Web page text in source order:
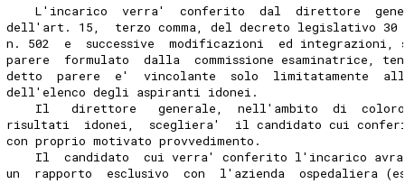
L'incarico  verra'  conferito  dal  direttore
dell'art. 15,  terzo comma, del decreto legislativo 30
n. 502  e  successive  modificazioni  ed integrazioni,
parere  formulato  dalla  commissione esaminatrice,
detto  parere  e'  vincolante  solo  limitatamente
dell'elenco degli aspiranti idonei.
Il   direttore   generale,  nell'ambito  di
risultati  idonei,  scegliera'  il candidato cui
con proprio motivato provvedimento.
Il  candidato  cui verra' conferito l'incarico
un  rapporto  esclusivo  con  l'azienda  ospedaliera